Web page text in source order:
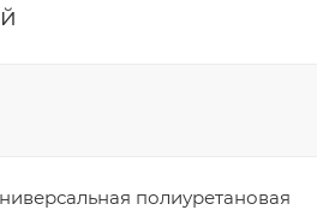
полиуретановая